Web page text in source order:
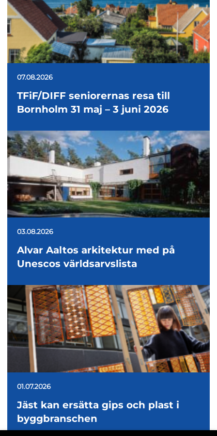
07.08.2026
TFiF/DIFF seniorernas resa till
Bornholm 31 maj – 3 juni 2026
03.08.2026
Alvar Aaltos arkitektur med på
Unescos världsarvslista
01.07.2026
Jäst kan ersätta gips och plast i
byggbranschen